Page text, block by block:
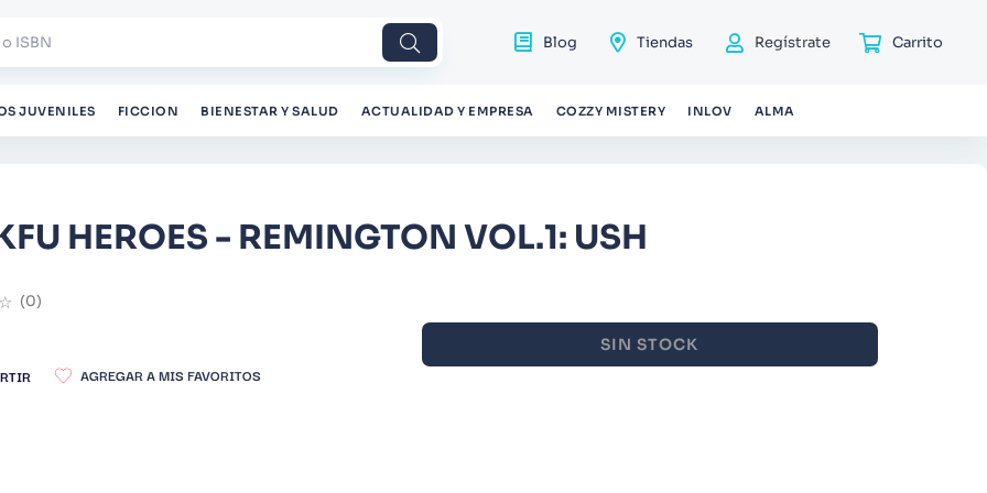
Blog Tiendas Regístrate
JUVENILES FICCION BIENESTAR Y SALUD ACTUALIDAD Y EMPRESA COZZY MISTERY INLOV ALMA
HEROES - REMINGTON VOL.1: USH
☆ (0)
SIN STOCK